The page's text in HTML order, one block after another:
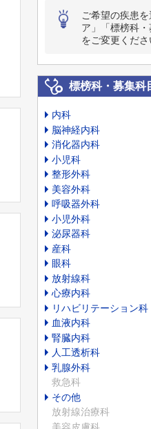
ご希望の疾患
ア」「標榜科・
をご変更くださ
標榜科・募集科
内科
脳神経内科
消化器内科
小児科
整形外科
美容外科
呼吸器外科
小児外科
泌尿器科
産科
眼科
放射線科
心療内科
リハビリテーション科
血液内科
腎臓内科
人工透析科
乳腺外科
救急科
その他
放射線治療科
美容皮膚科